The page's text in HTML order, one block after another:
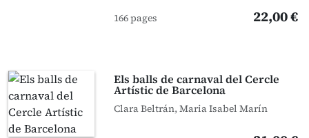
166 pages 22,00 €
Els balls de carnaval del Cercle
Artístic de Barcelona
Clara Beltrán, Maria Isabel Marín